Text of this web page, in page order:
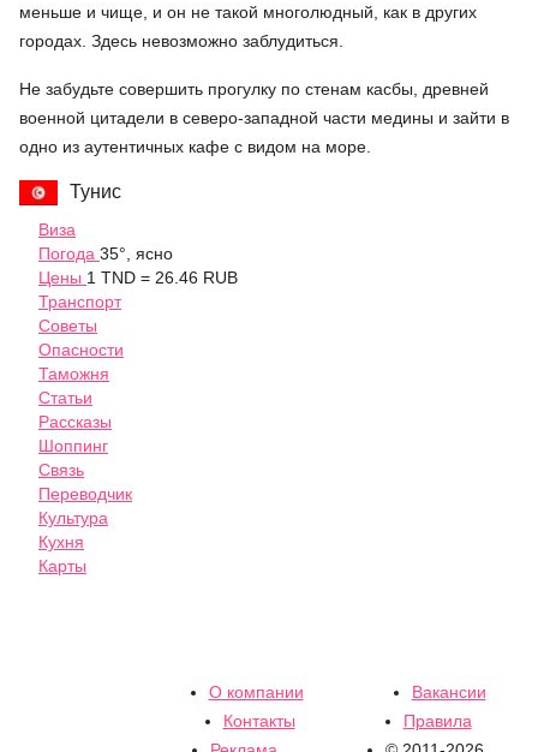
меньше и чище, и он не такой многолюдный, как в других
городах. Здесь невозможно заблудиться.
Не забудьте совершить прогулку по стенам касбы, древней
военной цитадели в северо-западной части медины и зайти в
одно из аутентичных кафе с видом на море.
Тунис
Виза
Погода 35°, ясно
Цены 1 TND = 26.46 RUB
Транспорт
Советы
Опасности
Таможня
Статьи
Рассказы
Шоппинг
Связь
Переводчик
Культура
Кухня
Карты
О компании
Вакансии
Контакты
Правила